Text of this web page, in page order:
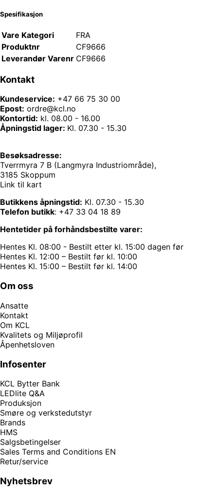
Spesifikasjon
Vare Kategori
FRA
Produktnr
CF9666
Leverandør Varenr CF9666
Kontakt
Kundeservice: +47 66 75 30 00
Epost: ordre@kcl.no
Kontortid: kl. 08.00 - 16.00
Åpningstid lager: Kl. 07.30 - 15.30
Besøksadresse:
Tverrmyra 7 B (Langmyra Industriområde),
3185 Skoppum
Link til kart
Butikkens åpningstid: Kl. 07.30 - 15.30
Telefon butikk: +47 33 04 18 89
Hentetider på forhåndsbestilte varer:
Hentes Kl. 08:00 - Bestilt etter kl. 15:00 dagen før
Hentes Kl. 12:00 – Bestilt før kl. 10:00
Hentes Kl. 15:00 – Bestilt før kl. 14:00
Om oss
Ansatte
Kontakt
Om KCL
Kvalitets og Miljøprofil
Åpenhetsloven
Infosenter
KCL Bytter Bank
LEDlite Q&A
Produksjon
Smøre og verkstedutstyr
Brands
HMS
Salgsbetingelser
Sales Terms and Conditions EN
Retur/service
Nyhetsbrev